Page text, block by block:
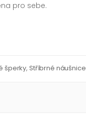
pro sebe.
šperky, Stříbrné náušnice